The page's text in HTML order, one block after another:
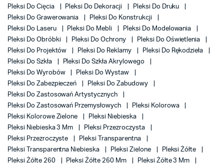
Pleksi Do Cięcia
Pleksi Do Dekoracji
Pleksi Do Druku
Pleksi Do Grawerowania
Pleksi Do Konstrukcji
Pleksi Do Laseru
Pleksi Do Mebli
Pleksi Do Modelowania
Pleksi Do Obróbki
Pleksi Do Ochrony
Pleksi Do Oświetlenia
Pleksi Do Projektów
Pleksi Do Reklamy
Pleksi Do Rękodzieła
Pleksi Do Szkła
Pleksi Do Szkła Akrylowego
Pleksi Do Wyrobów
Pleksi Do Wystaw
Pleksi Do Zabezpieczeń
Pleksi Do Zabudowy
Pleksi Do Zastosowań Artystycznych
Pleksi Do Zastosowań Przemysłowych
Pleksi Kolorowa
Pleksi Kolorowe Zielone
Pleksi Niebieska
Pleksi Niebieska 3 Mm
Pleksi Przezroczysta
Pleksi Przezroczyste
Pleksi Transparentna
Pleksi Transparentna Niebieska
Pleksi Zielone
Pleksi Żółte
Pleksi Żółte 260
Pleksi Żółte 260 Mm
Pleksi Żółte 3 Mm